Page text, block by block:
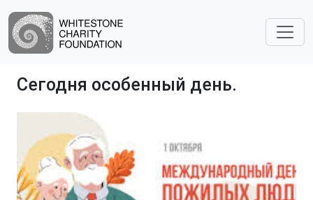
Сегодня особенный день.